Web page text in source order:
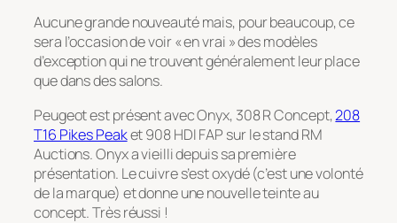
Aucune grande nouveauté mais, pour beaucoup, ce
sera l’occasion de voir « en vrai » des modèles
d’exception qui ne trouvent généralement leur place
que dans des salons.
Peugeot est présent avec Onyx, 308 R Concept,208
T16 Pikes Peaket 908 HDI FAP sur le stand RM
Auctions. Onyx a vieilli depuis sa première
présentation. Le cuivre s’est oxydé (c’est une volonté
de la marque) et donne une nouvelle teinte au
concept. Très réussi !